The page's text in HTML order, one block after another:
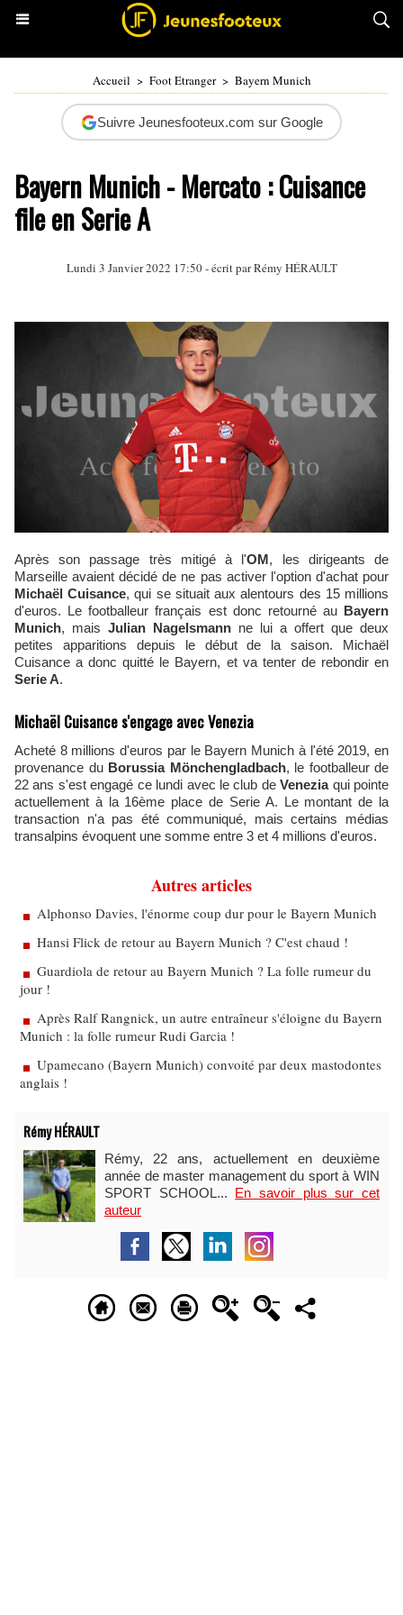
Accueil > Foot Etranger > Bayern Munich
Suivre Jeunesfooteux.com sur Google
Bayern Munich - Mercato : Cuisance
file en Serie A
Lundi 3 Janvier 2022 17:50 - écrit parRémy HÉRAULT
Après son passage très mitigé à l'OM, les dirigeants de
Marseille avaient décidé de ne pas activer l'option d'achat pour
Michaël Cuisance, qui se situait aux alentours des 15 millions
d'euros. Le footballeur français est donc retourné au Bayern
Munich, mais Julian Nagelsmann ne lui a offert que deux
petites apparitions depuis le début de la saison. Michaël
Cuisance a donc quitté le Bayern, et va tenter de rebondir en
Serie A.
Michaël Cuisance s'engage avec Venezia
Acheté 8 millions d'euros par le Bayern Munich à l'été 2019, en
provenance duBorussia Mönchengladbach, le footballeur de
22 ans s'est engagé ce lundi avec le club deVeneziaqui pointe
actuellement à la 16ème place de Serie A. Le montant de la
transaction n'a pas été communiqué, mais certains médias
transalpins évoquent une somme entre 3 et 4 millions d'euros.
Autres articles
Alphonso Davies, l'énorme coup dur pour le Bayern Munich
Hansi Flick de retour au Bayern Munich ? C'est chaud !
Guardiola de retour au Bayern Munich ? La folle rumeur du
jour !
Après Ralf Rangnick, un autre entraîneur s'éloigne du Bayern
Munich : la folle rumeur Rudi Garcia !
Upamecano (Bayern Munich) convoité par deux mastodontes
anglais !
Rémy HÉRAULT
Rémy, 22 ans, actuellement en deuxième
année de master management du sport à WIN
SPORT SCHOOL... En savoir plus sur cet
auteur